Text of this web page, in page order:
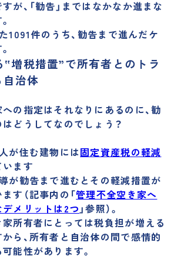
が、「勧告」まではなかなか進まな
1091件のうち、勧告まで進んだケ
‟増税措置”で所有者とのトラ
治体
の指定はそれなりにあるのに、勧
どうしてなのでしょう？
が住む建物には固定資産税の軽減
ます
が勧告まで進むとその軽減措置が
す （記事内の「管理不全空き家へ
メリットは2つ」参照）。
所有者にとっては税負担が増える
ら、所有者と自治体の間で感情的
能性があります。